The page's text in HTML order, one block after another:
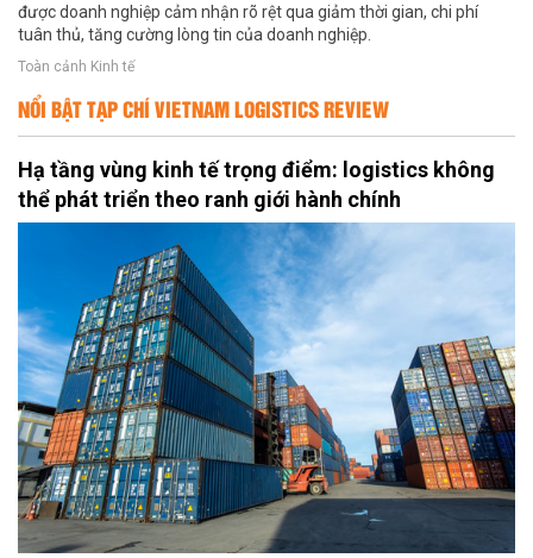
được doanh nghiệp cảm nhận rõ rệt qua giảm thời gian, chi phí
tuân thủ, tăng cường lòng tin của doanh nghiệp.
Toàn cảnh Kinh tế
NỔI BẬT TẠP CHÍ VIETNAM LOGISTICS REVIEW
Hạ tầng vùng kinh tế trọng điểm: logistics không
thể phát triển theo ranh giới hành chính